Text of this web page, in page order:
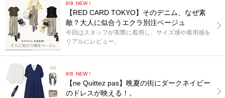
8/9 NEW！
【RED CARD TOKYO】そのデニム、なぜ素
敵？大人に似合うエクラ別注ベージュ
今回はスタッフが実際に着用し、サイズ感や着用感を
リアルにレビュー。
8/8 NEW！
【ne Quittez pas】晩夏の街にダークネイビー
のドレスが映える！。